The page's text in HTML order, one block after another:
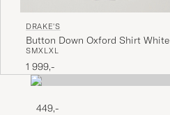
DRAKE'S
Button Down Oxford Shirt White
SMXLXL
1 999,-
449,-